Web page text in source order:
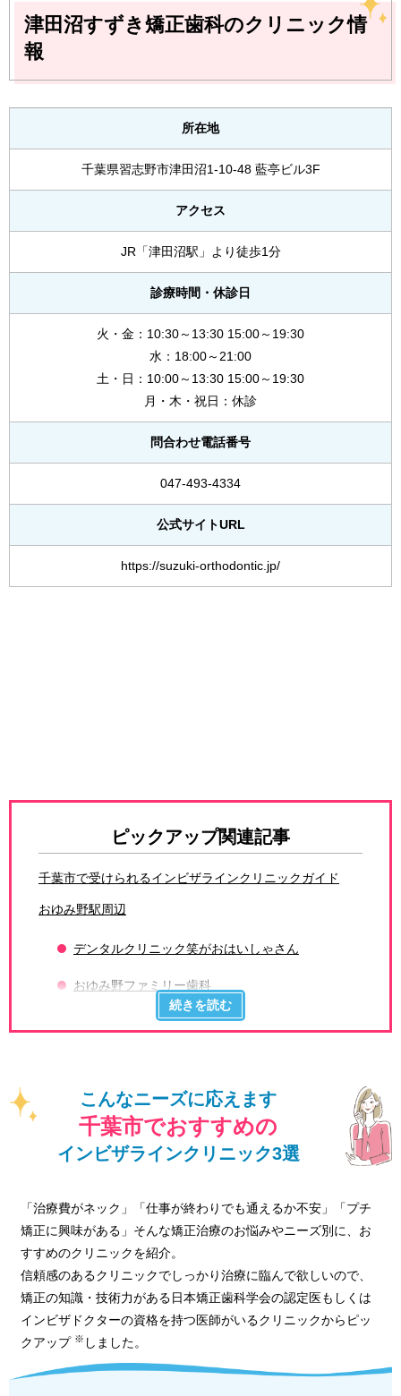
津田沼すずき矯正歯科のクリニック情
報
所在地
千葉県習志野市津田沼1-10-48 藍亭ビル3F
アクセス
JR「津田沼駅」より徒歩1分
診療時間・休診日
火・金：10:30～13:30 15:00～19:30
水：18:00～21:00
土・日：10:00～13:30 15:00～19:30
月・木・祝日：休診
問合わせ電話番号
047-493-4334
公式サイトURL
https://suzuki-orthodontic.jp/
ピックアップ関連記事
千葉市で受けられるインビザラインクリニックガイド
おゆみ野駅周辺
デンタルクリニック笑がおはいしゃさん
おゆみ野ファミリー歯科
こんなニーズに応えます
千葉市でおすすめの
インビザラインクリニック3選
「治療費がネック」「仕事が終わりでも通えるか不安」「プチ
矯正に興味がある」そんな矯正治療のお悩みやニーズ別に、お
すすめのクリニックを紹介。
信頼感のあるクリニックでしっかり治療に臨んで欲しいので、
矯正の知識・技術力がある日本矯正歯科学会の認定医もしくは
インビザドクターの資格を持つ医師がいるクリニックからピッ
クアップ ※ しました。